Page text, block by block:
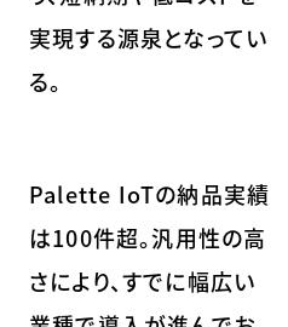
実現する源泉となってい
る。
Palette IoTの納品実績
は100件超。汎用性の高
さにより、すでに幅広い